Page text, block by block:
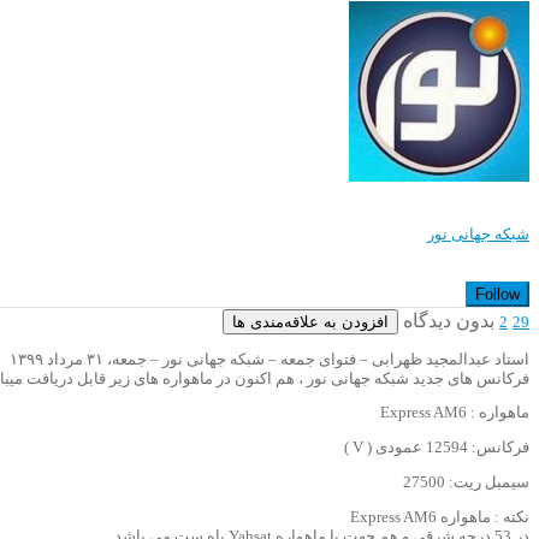
شبکه جهانی نور
Follow
29
2 بدون دیدگاه افزودن به علاقه‌مندی ها
استاد عبدالمجید ظهرابی – فتوای جمعه – شبکه جهانی نور – جمعه، ۳۱ مرداد ۱۳۹۹
فرکانس های جدید شبکه جهانی نور ، هم اکنون در ماهواره های زیر قابل دریافت
ماهواره : Express AM6
فرکانس: 12594 عمودی ( V )
سیمبل ریت: 27500
نکته : ماهواره Express AM6